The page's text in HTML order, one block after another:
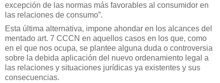
excepción de las normas más favorables al consumidor en
las relaciones de consumo”.
Esta última alternativa, impone ahondar en los alcances del
mentado art. 7 CCCN en aquellos casos en los que, como
en el que nos ocupa, se plantee alguna duda o controversia
sobre la debida aplicación del nuevo ordenamiento legal a
las relaciones y situaciones jurídicas ya existentes y sus
consecuencias.